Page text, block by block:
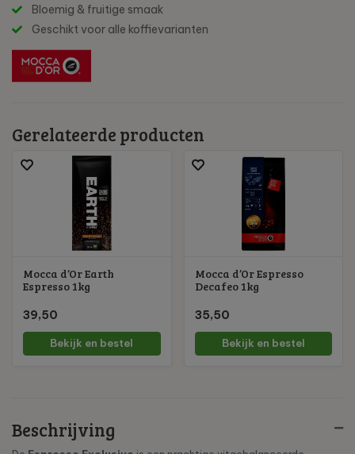
Bloemig & fruitige smaak
Geschikt voor alle koffievarianten
Beschrijving
Gerelateerde producten
Mocca d’Or Earth
Espresso 1kg
39,50
Bekijk en bestel
Mocca d’Or Espresso
Decafeo 1kg
35,50
Bekijk en bestel